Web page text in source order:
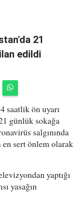
21
edildi
saatlik ön uyarı
günlük sokağa
salgınında
en sert önlem olarak
yaptığı
yasağın